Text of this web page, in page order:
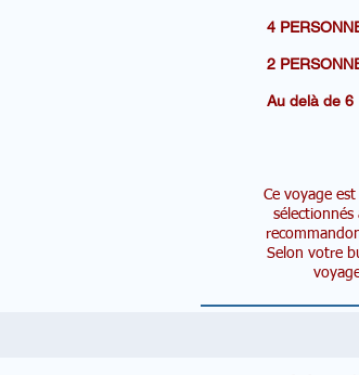
4
2
Au delà
Ce voyage
sélectionnés
Selon votre